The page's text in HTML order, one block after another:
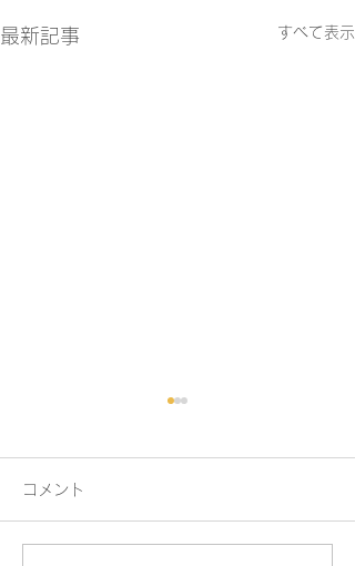
最新記事 すべて表示
コメント